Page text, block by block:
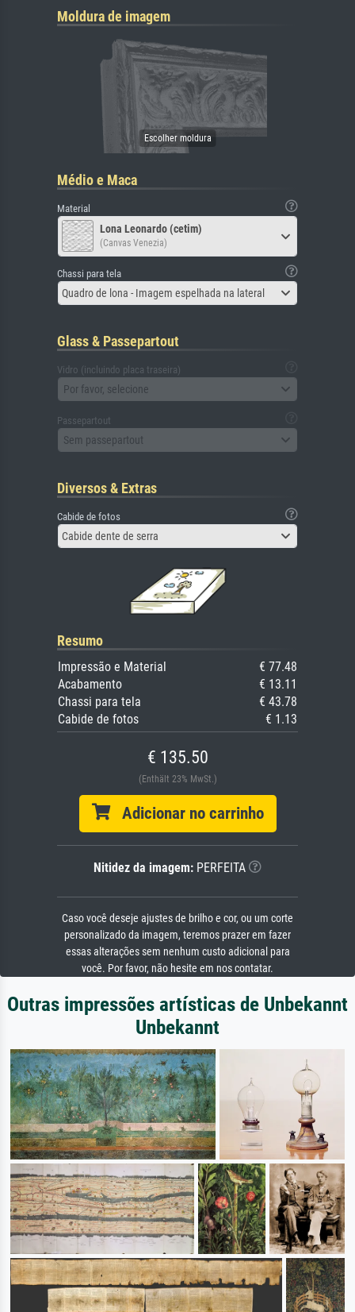
Moldura de imagem
Médio e Maca
Material
Lona Leonardo (cetim)
(Canvas Venezia)
Chassi para tela
Quadro de lona - Imagem espelhada na lateral
Glass & Passepartout
Vidro (incluindo placa traseira)
Por favor, selecione
Passepartout
Sem passepartout
Diversos & Extras
Cabide de fotos
Cabide dente de serra
Resumo
Impressão e Material
€ 77.48
Acabamento
€ 13.11
Chassi para tela
€ 43.78
Cabide de fotos
€ 1.13
€ 135.50
(Enthält 23% MwSt.)
Adicionar no carrinho
Nitidez da imagem: PERFEITA
Caso você deseje ajustes de brilho e cor, ou um corte
personalizado da imagem, teremos prazer em fazer
essas alterações sem nenhum custo adicional para
você. Por favor, não hesite em nos contatar.
Outras impressões artísticas de Unbekannt
Unbekannt